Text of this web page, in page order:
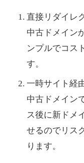
直接リダイレ
中古ドメイン
ンプルでコス
す。
一時サイト経
中古ドメイン
ス後に新ドメ
せるのでリス
ります。